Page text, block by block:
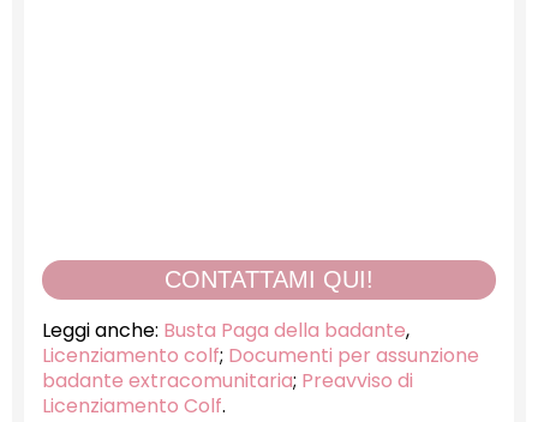
CONTATTAMI QUI!
Leggi anche: Busta Paga della badante,
Licenziamento colf; Documenti per assunzione
badante extracomunitaria; Preavviso di
Licenziamento Colf.